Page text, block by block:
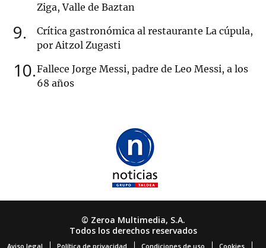
Ziga, Valle de Baztan
9
Crítica gastronómica al restaurante La cúpula,
por Aitzol Zugasti
10 Fallece Jorge Messi, padre de Leo Messi, a los
68 años
© Zeroa Multimedia, S.A.
Todos los derechos reservados
Aviso legal Política de privacidad Condiciones de uso Cookies